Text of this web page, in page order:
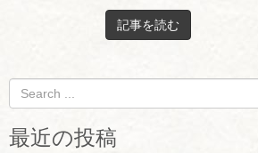
記事を読む
最近の投稿